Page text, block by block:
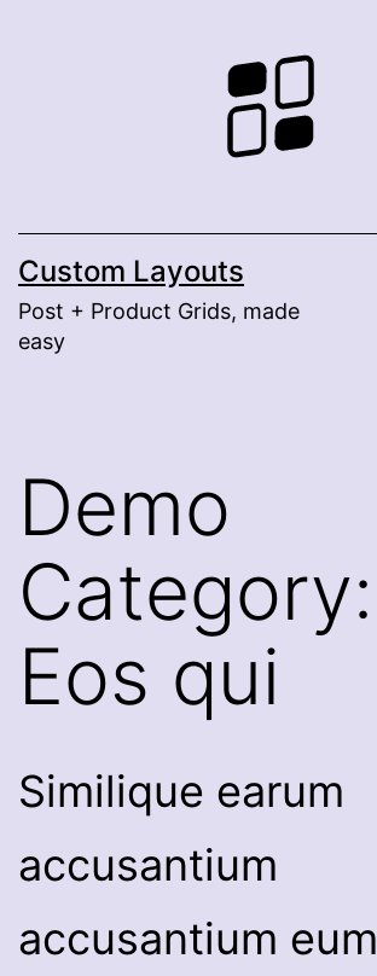
Custom Layouts
Post + Product Grids, made
easy
Demo
Category:
Eos qui
Similique earum
accusantium
accusantium eum